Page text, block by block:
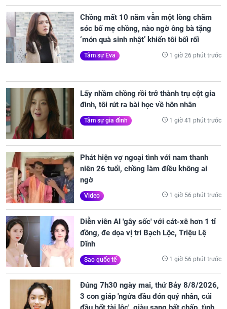
Chồng mất 10 năm vẫn một lòng chăm
sóc bố mẹ chồng, nào ngờ ông bà tặng
‘món quà sinh nhật’ khiến tôi bối rối
Tâm sự Eva 1 giờ 26 phút trước
Lấy nhầm chồng rồi trở thành trụ cột gia
đình, tôi rút ra bài học về hôn nhân
Tâm sự gia đình 1 giờ 41 phút trước
Phát hiện vợ ngoại tình với nam thanh
niên 26 tuổi, chồng làm điều không ai
ngờ
Video 1 giờ 56 phút trước
Diễn viên AI 'gây sốc' với cát-xê hơn 1 tỉ
đồng, đe dọa vị trí Bạch Lộc, Triệu Lệ
Dĩnh
Sao quốc tế 1 giờ 56 phút trước
Đúng 7h30 ngày mai, thứ Bảy 8/8/2026,
3 con giáp 'ngửa đầu đón quý nhân, cúi